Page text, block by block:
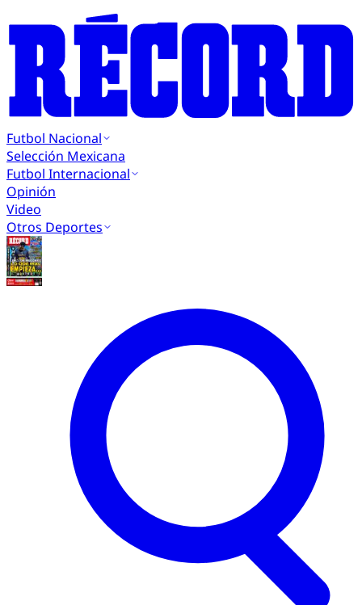
Futbol Nacional
Selección Mexicana
Futbol Internacional
Opinión
Video
Otros Deportes